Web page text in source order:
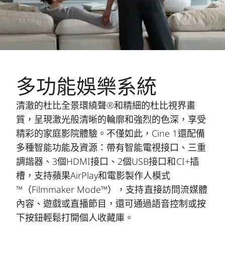
多功能娛樂系統
清澈的杜比全景環繞聲®和精細的杜比視界畫
質，呈現激光般清晰的輪廓和強烈的色深，享受
精彩的家庭影院體驗。不僅如此，Cine 1還配備
多種智能功能及資源：帶有智能電視接口、三重
調諧器、3個HDMI接口、2個USB接口和CI+插
槽，支持蘋果AirPlay和電影製作人模式
™（Filmmaker Mode™），支持直接訪問流媒體
內容、遊戲或直播節目，還可通過語音控制或按
下按鈕輕鬆打開個人收藏庫。